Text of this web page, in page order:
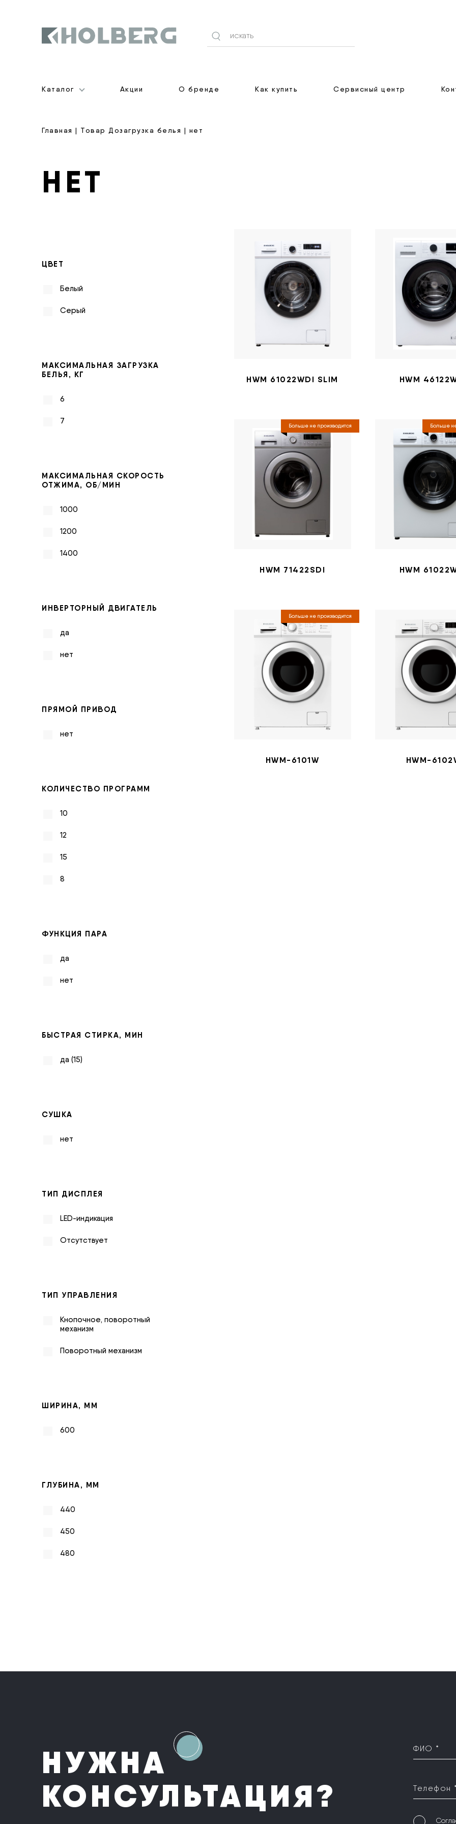
Каталог Акции О бренде Как купить Сервисный центр
Главная | Товар Дозагрузка белья | нет
НЕТ
ЦВЕТ
Белый
Серый
МАКСИМАЛЬНАЯ ЗАГРУЗКА
БЕЛЬЯ, КГ
6
7
МАКСИМАЛЬНАЯ СКОРОСТЬ
ОТЖИМА, ОБ/МИН
1000
1200
1400
ИНВЕРТОРНЫЙ ДВИГАТЕЛЬ
да
нет
ПРЯМОЙ ПРИВОД
нет
КОЛИЧЕСТВО ПРОГРАММ
10
12
15
8
ФУНКЦИЯ ПАРА
да
нет
БЫСТРАЯ СТИРКА, МИН
да (15)
СУШКА
нет
ТИП ДИСПЛЕЯ
LED-индикация
Отсутствует
ТИП УПРАВЛЕНИЯ
Кнопочное, поворотный
механизм
Поворотный механизм
ШИРИНА, ММ
600
ГЛУБИНА, ММ
440
450
480
HWM 61022WDI SLIM HWM
Больше не производится
HWM 71422SDI
Больше
HWM
Больше не производится
HWM-6101W HWM-
НУЖНА
КОНСУЛЬТАЦИЯ?
ФИО *
Телефон